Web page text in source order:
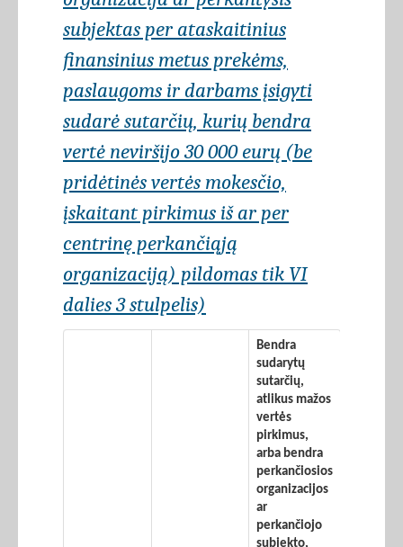
subjektas per ataskaitinius
finansinius metus prekėms,
paslaugoms ir darbams įsigyti
sudarė sutarčių, kurių bendra
vertė neviršijo 30 000 eurų (be
pridėtinės vertės mokesčio,
įskaitant pirkimus iš ar per
centrinę perkančiąją
organizaciją) pildomas tik VI
dalies 3 stulpelis)
Bendra
sudarytų
sutarčių,
atlikus mažos
vertės
pirkimus,
arba bendra
perkančiosios
organizacijos
ar
perkančiojo
subjekto,